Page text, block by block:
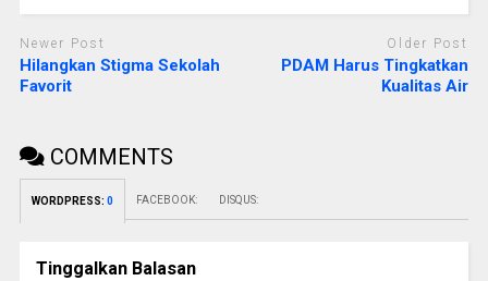
Newer Post
Hilangkan Stigma Sekolah
Favorit
Older Post
PDAM Harus Tingkatkan
Kualitas Air
COMMENTS
WORDPRESS: 0 FACEBOOK: DISQUS:
Tinggalkan Balasan